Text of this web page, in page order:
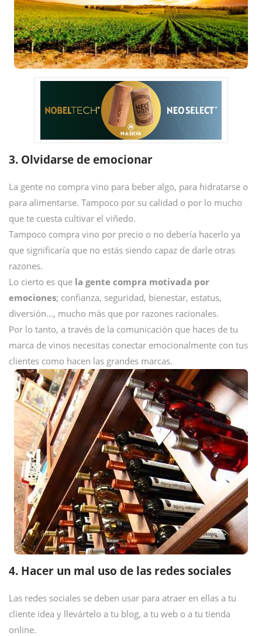
3. Olvidarse de emocionar
La gente no compra vino para beber algo, para hidratarse o
para alimentarse. Tampoco por su calidad o por lo mucho
que te cuesta cultivar el viñedo.
Tampoco compra vino por precio o no debería hacerlo ya
que significaría que no estás siendo capaz de darle otras
razones.
Lo cierto es que la gente compra motivada por
emociones; confianza, seguridad, bienestar, estatus,
diversión…, mucho más que por razones racionales.
Por lo tanto, a través de la comunicación que haces de tu
marca de vinos necesitas conectar emocionalmente con tus
clientes como hacen las grandes marcas.
4. Hacer un mal uso de las redes sociales
Las redes sociales se deben usar para atraer en ellas a tu
cliente idea y llevártelo a tu blog, a tu web o a tu tienda
online.